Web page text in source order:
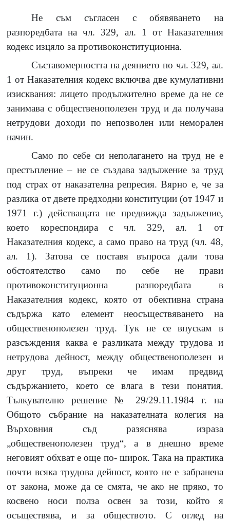
Не съм съгласен с обявяването на
разпоредбата на чл. 329, ал. 1 от Наказателния
кодекс изцяло за противоконституционна.
Съставомерността на деянието по чл. 329, ал.
1 от Наказателния кодекс включва две кумулативни
изисквания: лицето продължително време да не се
занимава с общественополезен труд и да получава
нетрудови доходи по непозволен или неморален
начин.
Само по себе си неполагането на труд не е
престъпление – не се създава задължение за труд
под страх от наказателна репресия. Вярно е, че за
разлика от двете предходни конституции (от 1947 и
1971 г.) действащата не предвижда задължение,
което кореспондира с чл. 329, ал. 1 от
Наказателния кодекс, а само право на труд (чл. 48,
ал. 1). Затова се поставя въпроса дали това
обстоятелство само по себе не прави
противоконституционна разпоредбата в
Наказателния кодекс, която от обективна страна
съдържа като елемент неосъществяването на
общественополезен труд. Тук не се впускам в
разсъждения каква е разликата между трудова и
нетрудова дейност, между общественополезен и
друг труд, въпреки че имам предвид
съдържанието, което се влага в тези понятия.
Тълкувателно решение № 29/29.11.1984 г. на
Общото събрание на наказателната колегия на
Върховния съд разяснява израза
„общественополезен труд“, а в днешно време
неговият обхват е още по- широк. Така на практика
почти всяка трудова дейност, която не е забранена
от закона, може да се смята, че ако не пряко, то
косвено носи полза освен за този, който я
осъществява, и за обществото. С оглед на